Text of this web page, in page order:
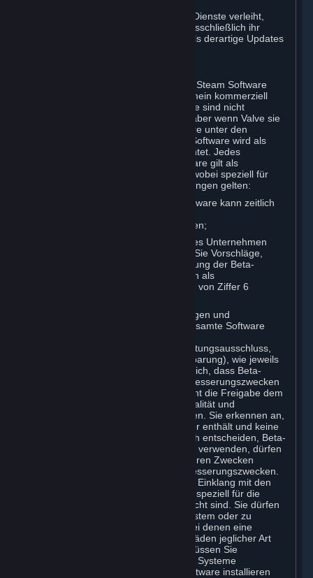
vertragsgegenständlichen Inhalte und Dienste verleiht,
obwohl Valve für Sie nach eigenem, ausschließlich ihr
zustehendem Ermessen gegebenenfalls derartige Updates
Valve kann Ihnen von Zeit zu Zeit über Steam Software
zugänglich machen, bevor diese allgemein kommerziell
veröffentlicht wird („Beta-Software“). Sie sind nicht
verpflichtet, Beta-Software zu nutzen, aber wenn Valve sie
anbietet, dürfen Sie diese Beta-Software unter den
folgenden Bedingungen nutzen. Beta-Software wird als
Inhalte und Dienste umfassend betrachtet. Jedes
bereitgestellte Element der Beta-Software gilt als
Abonnement für diese Beta-Software, wobei speziell für
Beta-Software die folgenden Bestimmungen gelten:
Ihr Recht zur Nutzung der Beta-Software kann zeitlich
Abonnementbedingungen unterliegen;
Valve oder ein mit Valve verbundenes Unternehmen
kann erbitten oder verlangen, dass Sie Vorschläge,
Feedback oder Daten zu Ihrer Nutzung der Beta-
Software bereitstellen. Diese werden als
benutzergenerierte Inhalte im Sinne von Ziffer 6
Zusätzlich zu den Verzichtserklärungen und
Haftungsbeschränkungen für die gesamte Software
Haftungsbeschränkung, Gewährleistungsausschluss,
Garantiebeschränkung und -vereinbarung), wie jeweils
zutreffend, bestätigen Sie ausdrücklich, dass Beta-
Software lediglich zu Test- und Verbesserungszwecken
freigegeben wird. Insbesondere dient die Freigabe dem
Zweck, Valve Feedback zu ihrer Qualität und
Benutzerfreundlichkeit zu verschaffen. Sie erkennen an,
dass die Beta-Software daher Fehler enthält und keine
endgültige Version ist. Wenn Sie sich entscheiden, Beta-
Software zu installieren und/oder zu verwenden, dürfen
Sie diese lediglich im Einklang mit ihren Zwecken
verwenden, d. h. zu Test- und Verbesserungszwecken.
Installation und Nutzung müssen im Einklang mit den
Systemanforderungen erfolgen, die speziell für die
entsprechende Beta-Software gedacht sind. Sie dürfen
sie in jedem Fall nicht auf einem System oder zu
Zwecken verwenden, in dem und bei denen eine
Fehlfunktion der Beta-Software Schäden jeglicher Art
verursachen kann. Insbesondere müssen Sie
vollständige Datensicherungen aller Systeme
vornehmen, auf denen Sie Beta-Software installieren